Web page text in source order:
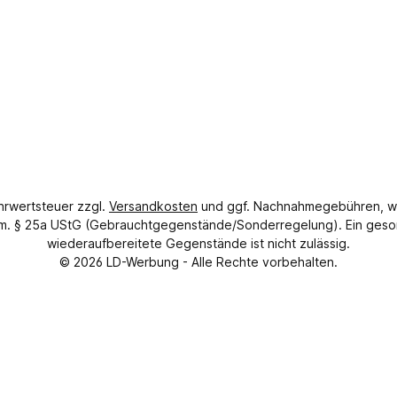
zzgl. Versandkosten und ggf. Nachnahmegebühren,
§ 25a UStG (Gebrauchtgegenstände/Sonderregelung). Ein
wiederaufbereitete Gegenstände ist nicht zulässig.
© 2026 LD-Werbung - Alle Rechte vorbehalten.